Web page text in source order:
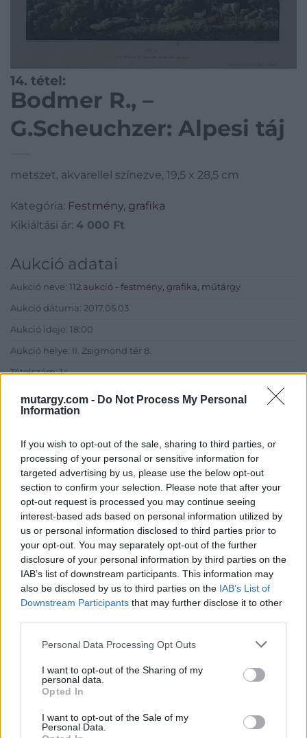
mutargy.com - Do Not Process My Personal
Information
If you wish to opt-out of the sale, sharing to third parties, or
processing of your personal or sensitive information for
targeted advertising by us, please use the below opt-out
section to confirm your selection. Please note that after your
opt-out request is processed you may continue seeing
interest-based ads based on personal information utilized by
us or personal information disclosed to third parties prior to
your opt-out. You may separately opt-out of the further
disclosure of your personal information by third parties on the
IAB’s list of downstream participants. This information may
also be disclosed by us to third parties on the IAB’s List of
Downstream Participants that may further disclose it to other
Personal Data Processing Opt Outs
I want to opt-out of the Sharing of my
personal data.
Opted In
I want to opt-out of the Sale of my
Personal Data.
14. tétel:
Bodmer R., –
G.Scheuchzer: Alpesi táj
metszet, akvarellel színezve, 19,5 x 28,5 cm
Kategória: Festmény, grafika
Kikiáltási ár: 4 000 Ft
Aukció adatai
Aukció neve: 112.aukció - festmény, grafika, műtárgy
Aukció dátuma: 2017.05.03
Aukció ideje: 18:00
Aukció helye: II. Zsigmond tér 8.
Tételszám: 14
Eladó adatai
Eladó: Műgyűjtők Háza Kft.
Cím: Dudás Attila
Műgyűjtők Háza kft.
Budapest
1023.Bp. Zsigmond tér 11.
1023
Telefon: 18008123
Weboldal:
http://www.mugyujtokhaza.hu
Bemutatkozás: 2013 nyarán nyitottuk meg Galériánkat
Budapesten, a II. kerületben. Célunk, hogy az eladók optimális
áron, gyorsan találjanak vevőt műtárgyaikra, az eladók pedig
kínálatunkból. Ezért is rendezünk minden második héten,
18.00 óráig várjuk szeretettel az érdeklődőket.